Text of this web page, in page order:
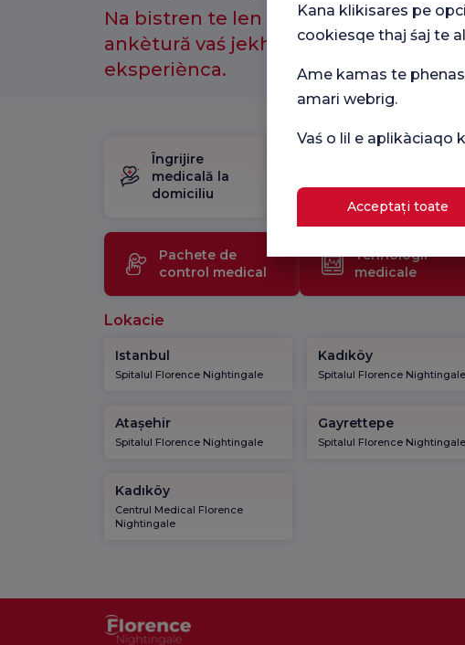
Îngrijire
medicală la
domiciliu
Pachete de
control medical
Tehnologii
medicale
Lokacie
Istanbul
Spitalul Florence Nightingale
Kadıköy
Spitalul Florence Nightingale
Atașehir
Spitalul Florence Nightingale
Gayrettepe
Spitalul Florence Nightingale
Kadıköy
Centrul Medical Florence
Nightingale
Na bistren te len kotor anθ-e amare
ankètură vaś jekh maj laćhi sastipasqi
eksperiènca.
Kana klikisares pe
cookiesqe thaj śaj te
Ame kamas te
amari webrig.
Vaś o lil e aplikàciaqo
Acceptați toate